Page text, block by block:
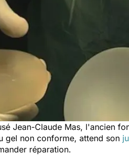
Jean-Claude Mas, l'ancien
gel non conforme, attend son
réparation.